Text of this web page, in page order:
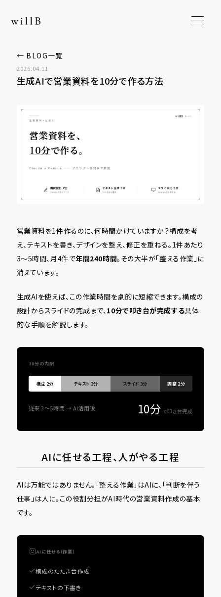
← BLOG一覧
2026.04.11
生成AIで営業資料を10分で作る方法
営業資料を1件作るのに、何時間かけていますか？構成を考
え、テキストを書き、デザインを整え、修正を重ねる。1件あたり
3〜5時間、月4件で年間240時間。その大半が「整える作業」に
消えています。
生成AIを使えば、この作業時間を劇的に短縮できます。構成の
設計からスライドの完成まで、 10分で叩き台が完成する具体
的な手順を解説します。
10分の内訳
構成 2分 テキスト 3分 スライド 3分 調整 2分
従来 3〜5時間 → AI活用後 10分 で叩き台完成
AIに任せる工程、人がやる工程
AIは万能ではありません。「整える作業」はAIに、「判断を伴う
仕事」は人に。この役割分担がAI時代の営業資料作成の基本
です。
AIに任せる（作業）
構成のたたき台作成
テキストの下書き